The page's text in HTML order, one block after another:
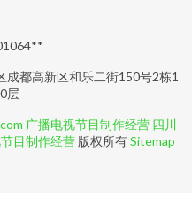
都高新区和乐二街150号2栋1
层
广播电视节目制作经营 四川
目制作经营 版权所有Sitemap